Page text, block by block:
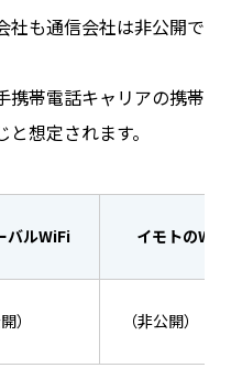
社も通信会社は非公開で
携帯電話キャリアの携帯
想定されます。
バルWiFi イモトのWiFi
） （非公開）